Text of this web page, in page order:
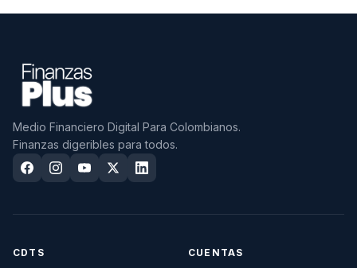
Medio Financiero Digital Para Colombianos.
Finanzas digeribles para todos.
CDTS CUENTAS